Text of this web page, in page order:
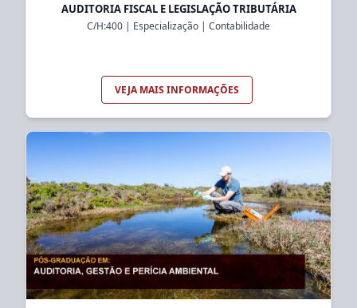
AUDITORIA FISCAL E LEGISLAÇÃO TRIBUTÁRIA
C/H:400 | Especialização | Contabilidade
VEJA MAIS INFORMAÇÕES